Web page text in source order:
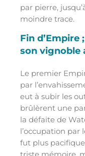
par pierre,
moindre trace.
Fin d’Empire
son vignoble
Le premier
par
eut à subir les
brûlèrent une
la défaite de
l’occupation par
fut plus